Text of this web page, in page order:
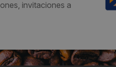
invitaciones a